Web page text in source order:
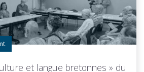
et langue bretonnes » du